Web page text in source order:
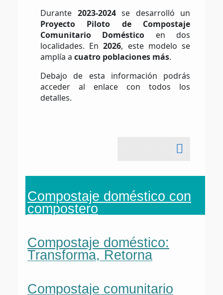
Durante 2023-2024se desarrolló un
Proyecto Piloto de Compostaje
Comunitario Doméstico en dos
localidades. En2026, este modelo se
amplía a cuatro poblaciones más.
Debajo de esta información podrás
acceder al enlace con todos los
detalles.
Compostaje doméstico con
compostero
Compostaje doméstico:
Transforma, Retorna
Compostaje comunitario